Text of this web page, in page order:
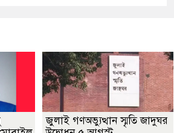
জুলাই গণঅভ্যুত্থান স্মৃতি জাদুঘর